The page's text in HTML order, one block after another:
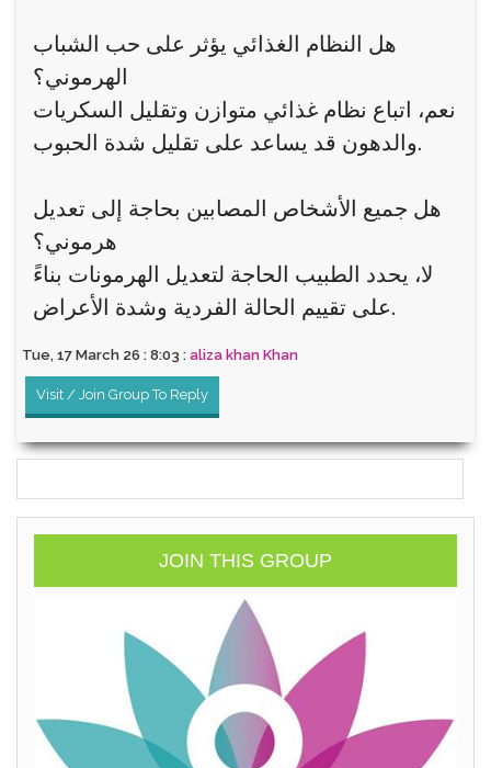
هل النظام الغذائي يؤثر على حب الشباب
الهرموني؟
نعم، اتباع نظام غذائي متوازن وتقليل السكريات
والدهون قد يساعد على تقليل شدة الحبوب.
هل جميع الأشخاص المصابين بحاجة إلى تعديل
هرموني؟
لا، يحدد الطبيب الحاجة لتعديل الهرمونات بناءً
على تقييم الحالة الفردية وشدة الأعراض.
Tue, 17 March 26 : 8:03 : aliza khan Khan
Visit / Join Group To Reply
JOIN THIS GROUP